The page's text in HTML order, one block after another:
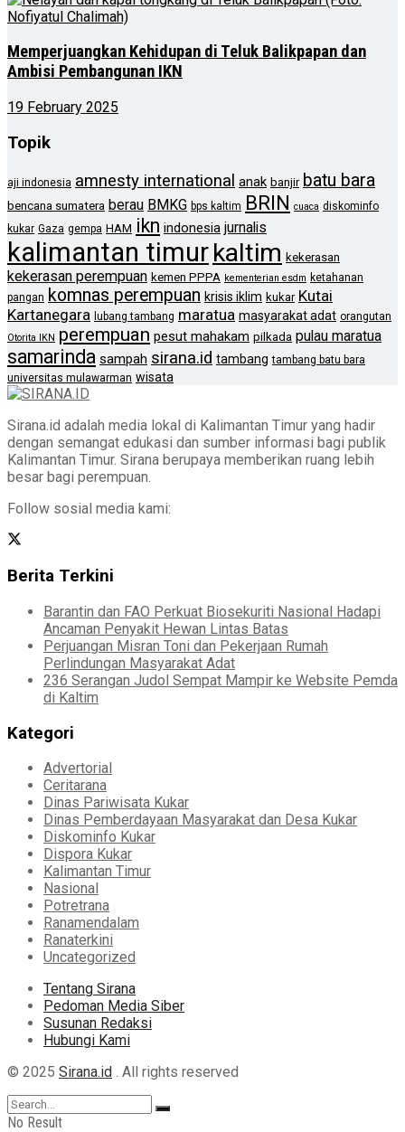
Memperjuangkan Kehidupan di Teluk Balikpapan dan
Ambisi Pembangunan IKN
19 February 2025
Topik
aji indonesia amnesty international anak banjir batu bara
bencana sumatera berau BMKG bps kaltim BRIN cuaca diskominfo
kukar Gaza gempa HAM ikn indonesia jurnalis
kalimantan timurkaltim kekerasan
kekerasan perempuan kemen PPPA kementerian esdm ketahanan
pangan komnas perempuan krisis iklim kukar Kutai
Kartanegara lubang tambang maratua masyarakat adat orangutan
Otorita IKN perempuan pesut mahakam pilkada pulau maratua
samarinda sampah sirana.id tambang tambang batu bara
universitas mulawarman wisata
Sirana.id adalah media lokal di Kalimantan Timur yang hadir
dengan semangat edukasi dan sumber informasi bagi publik
Kalimantan Timur. Sirana berupaya memberikan ruang lebih
besar bagi perempuan.
Follow sosial media kami:
Berita Terkini
Barantin dan FAO Perkuat Biosekuriti Nasional Hadapi
Ancaman Penyakit Hewan Lintas Batas
Perjuangan Misran Toni dan Pekerjaan Rumah
Perlindungan Masyarakat Adat
236 Serangan Judol Sempat Mampir ke Website Pemda
di Kaltim
Kategori
Advertorial
Ceritarana
Dinas Pariwisata Kukar
Dinas Pemberdayaan Masyarakat dan Desa Kukar
Diskominfo Kukar
Dispora Kukar
Kalimantan Timur
Nasional
Potretrana
Ranamendalam
Ranaterkini
Uncategorized
Tentang Sirana
Pedoman Media Siber
Susunan Redaksi
Hubungi Kami
© 2025 Sirana.id . All rights reserved
No Result